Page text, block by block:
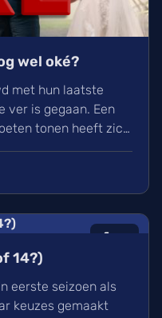
wel oké?
met hun laatste
ver is gegaan. Een
tonen heeft zich
de nieuwe soort van
6
14?)
eerste seizoen als
keuzes gemaakt